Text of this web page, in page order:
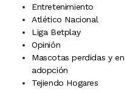
Entretenimiento
Atlético Nacional
Liga Betplay
Opinión
Mascotas perdidas y en
adopción
Tejiendo Hogares